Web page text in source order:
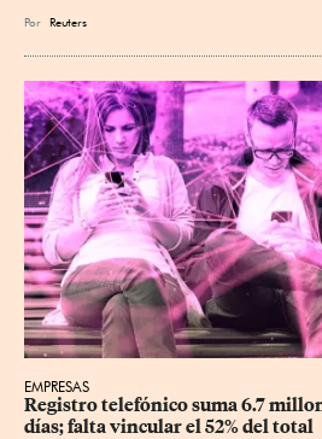
Por Reuters
EMPRESAS
Registro telefónico suma 6.7
días; falta vincular el 52% del total